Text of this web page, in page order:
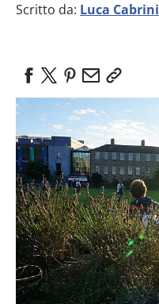
Scritto da: Luca Cabrini